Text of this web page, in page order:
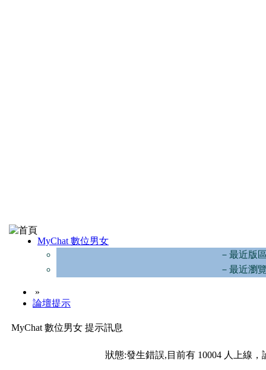
MyChat 數位男女
－最近版
－最近瀏
»
論壇提示
MyChat 數位男女 提示訊息
狀態:發生錯誤,目前有 10004 人上線